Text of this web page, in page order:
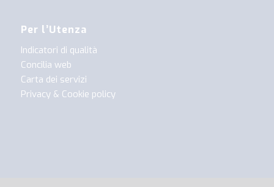
Per l’Utenza
Indicatori di qualità
Concilia web
Carta dei servizi
Privacy & Cookie policy